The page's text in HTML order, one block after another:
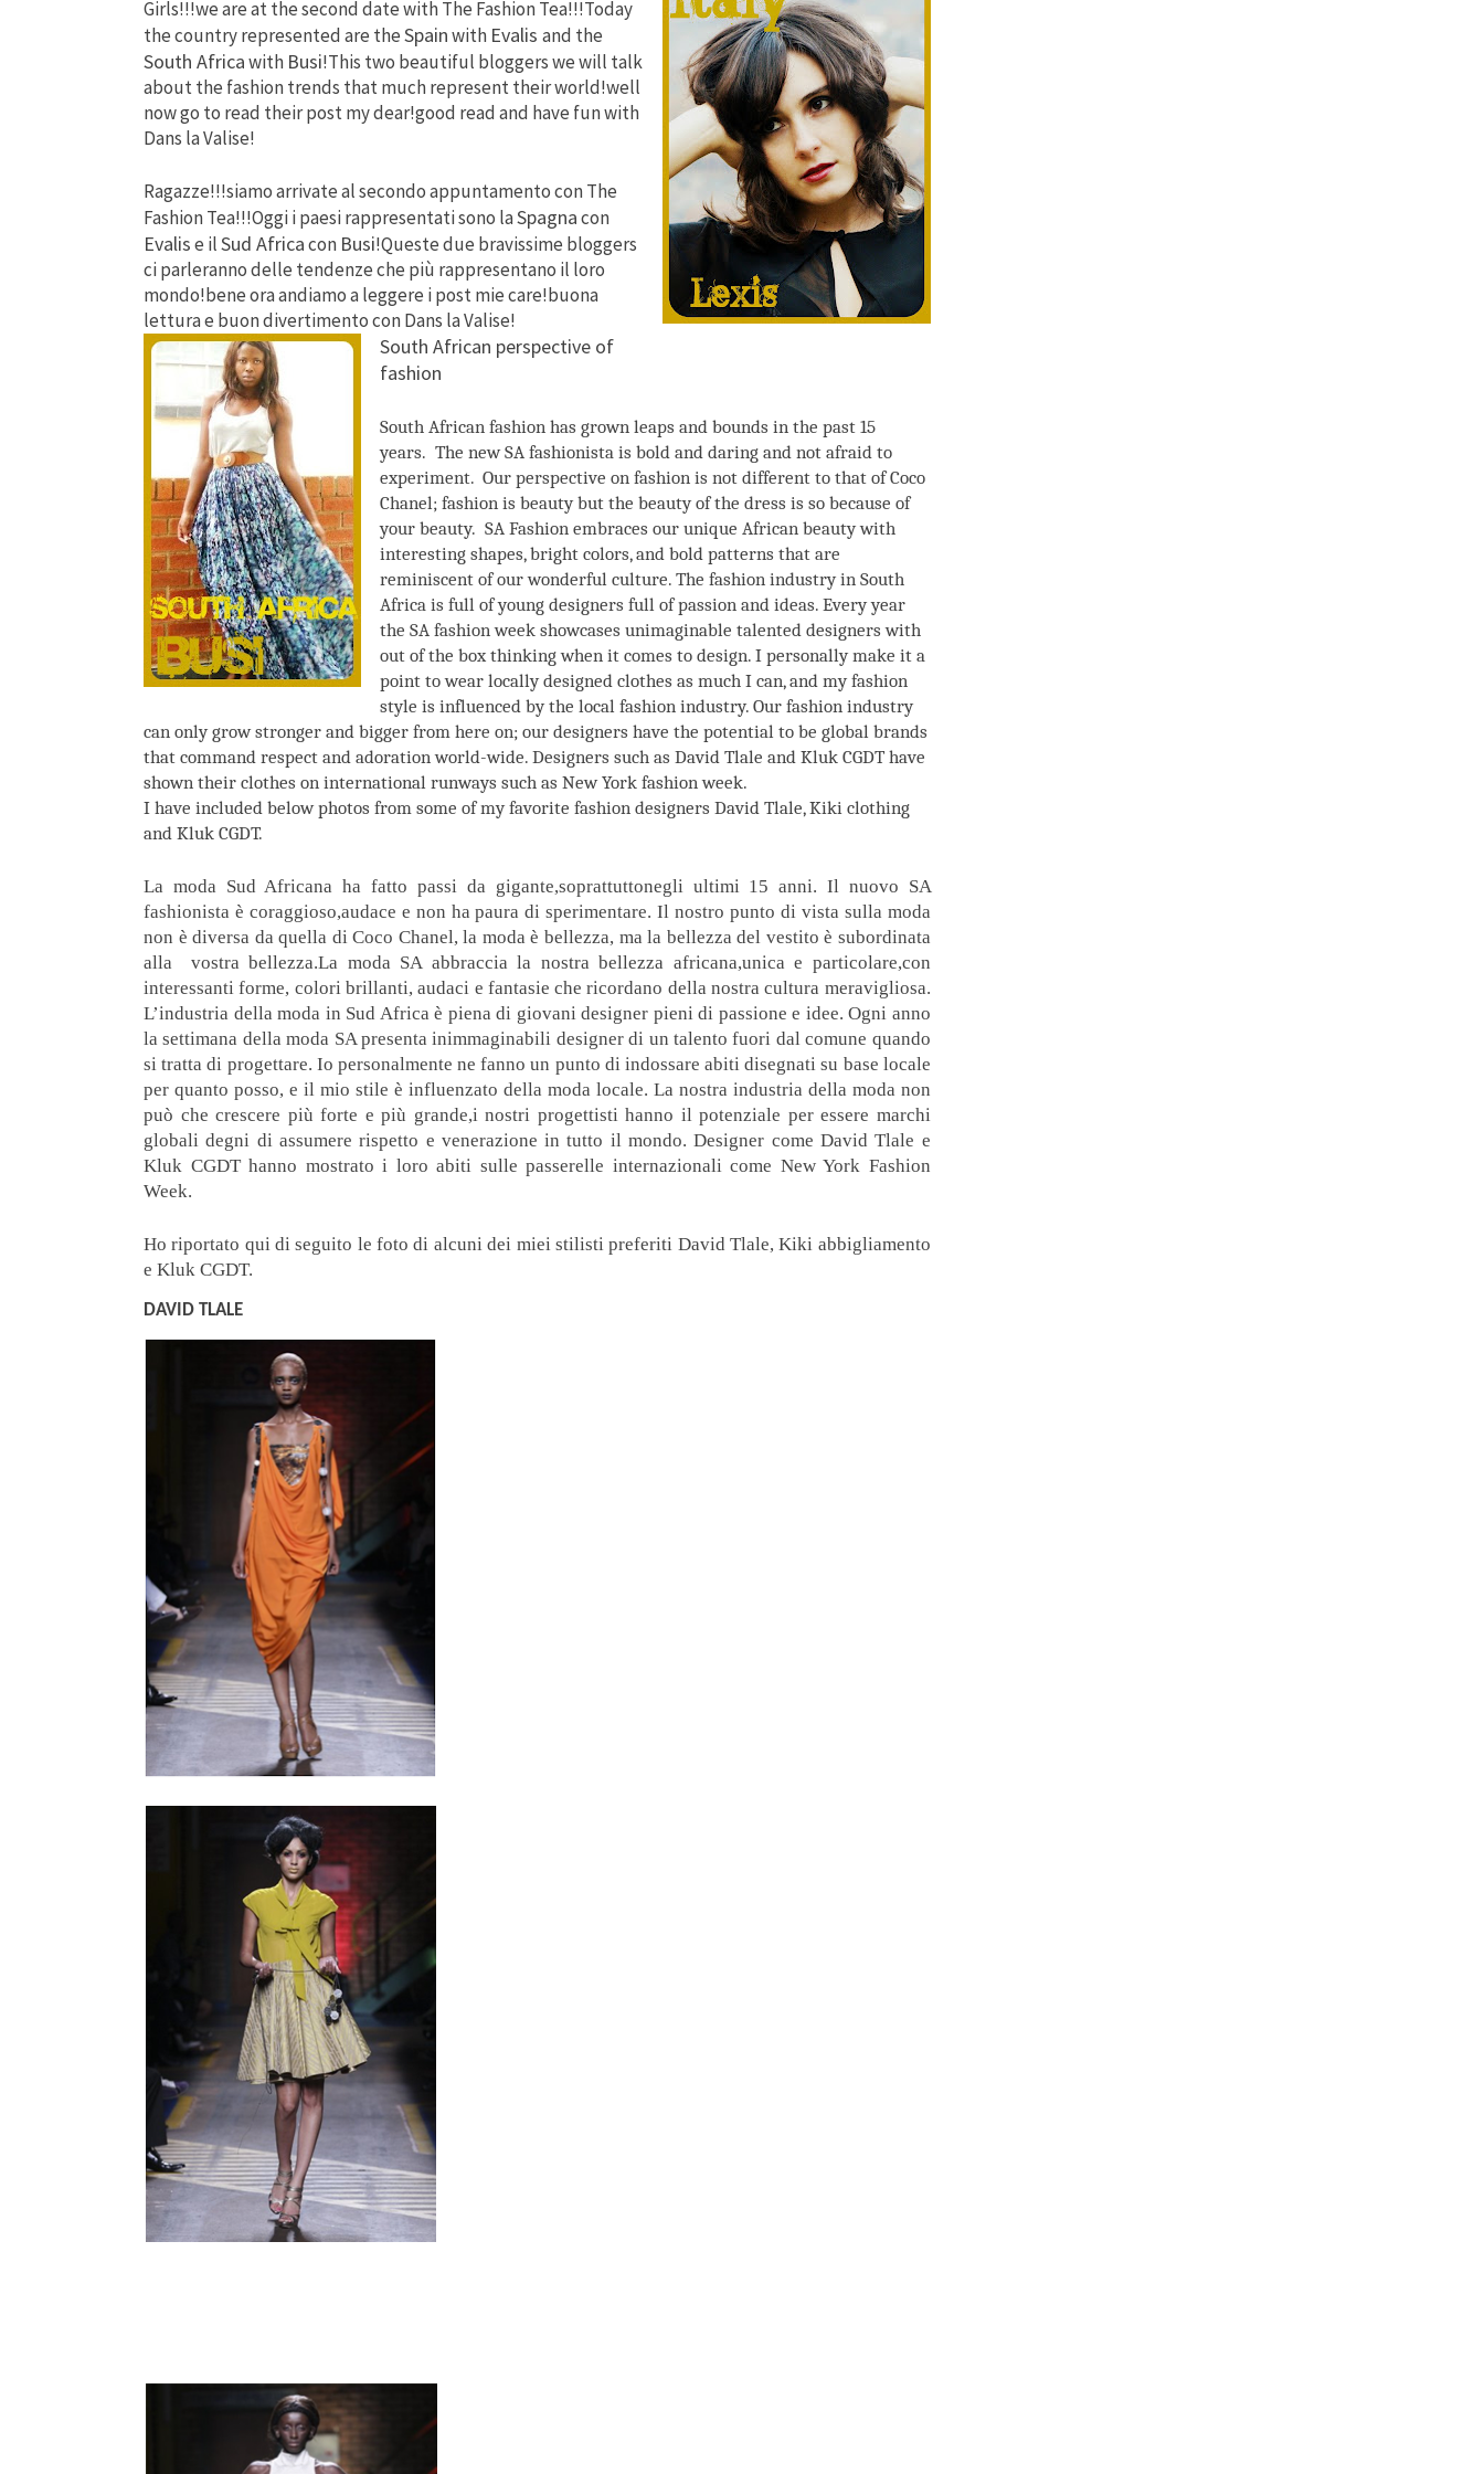
Girls!!!we are at the second date with The Fashion Tea!!!Today
the country represented are theSpainwith Evalis and the
South Africawith Busi!This two beautiful bloggers we will talk
about the fashion trends that much represent their world!well
now go to read their post my dear!good read and have fun with
Dans la Valise!
Ragazze!!!siamo arrivate al secondo appuntamento con The
Fashion Tea!!!Oggi i paesi rappresentati sono laSpagnacon
Evalise ilSud Africacon Busi!Queste due bravissime bloggers
ci parleranno delle tendenze che più rappresentano il loro
mondo!bene ora andiamo a leggere i post mie care!buona
lettura e buon divertimento con Dans la Valise!
South African perspective of
fashion
South African fashion has grown leaps and bounds in the past 15
years. The new SA fashionista is bold and daring and not afraid to
experiment. Our perspective on fashion is not different to that of Coco
Chanel; fashion is beauty but the beauty of the dress is so because of
your beauty. SA Fashion embraces our unique African beauty with
interesting shapes, bright colors, and bold patterns that are
reminiscent of our wonderful culture. The fashion industry in South
Africa is full of young designers full of passion and ideas. Every year
the SA fashion week showcases unimaginable talented designers with
out of the box thinking when it comes to design. I personally make it a
point to wear locally designed clothes as much I can, and my fashion
style is influenced by the local fashion industry. Our fashion industry
can only grow stronger and bigger from here on; our designers have the potential to be global brands
that command respect and adoration world-wide. Designers such as David Tlale and Kluk CGDT have
shown their clothes on international runways such as New York fashion week.
I have included below photos from some of my favorite fashion designers David Tlale, Kiki clothing
and Kluk CGDT.
La moda Sud Africana ha fatto passi da gigante,soprattuttonegli ultimi 15 anni. Il nuovo SA
fashionista è coraggioso,audace e non ha paura di sperimentare. Il nostro punto di vista sulla moda
non è diversa da quella di Coco Chanel,la moda è bellezza, ma la bellezza del vestito è subordinata
alla vostra bellezza.La moda SA abbraccia la nostra bellezza africana,unica e particolare,con
interessanti forme, colori brillanti, audaci e fantasie che ricordano della nostra cultura meravigliosa.
L’industria della moda in Sud Africa è piena di giovani designer pieni di passione e idee. Ogni anno
la settimana della moda SA presenta inimmaginabili designer di un talentofuori dal comune quando
si tratta di progettare. Io personalmente ne fanno un punto di indossare abiti disegnati su base locale
per quanto posso, e il mio stile è influenzato della moda locale. La nostra industria della moda non
può che crescere più forte e più grande,i nostri progettisti hanno il potenziale per essere marchi
globali degni di assumere rispetto e venerazione in tutto il mondo.Designer come David Tlale e
Kluk CGDT hanno mostrato i loro abiti sulle passerelle internazionali come New York Fashion
Week.
Ho riportato qui di seguito le foto di alcuni dei miei stilisti preferiti David Tlale,Kiki abbigliamento
e Kluk CGDT.
DAVID TLALE